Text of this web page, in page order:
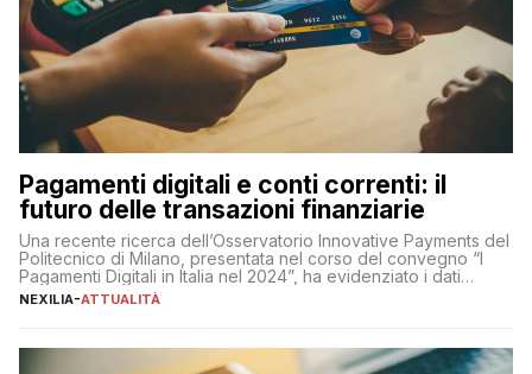
Pagamenti digitali e conti correnti: il
futuro delle transazioni finanziarie
Una recente ricerca dell’Osservatorio Innovative Payments del
Politecnico di Milano, presentata nel corso del convegno “I
Pagamenti Digitali in Italia nel 2024”, ha evidenziato i dati
definitivi del primo semestre 2024 relativamente alle
NEXILIA-ATTUALITÀ